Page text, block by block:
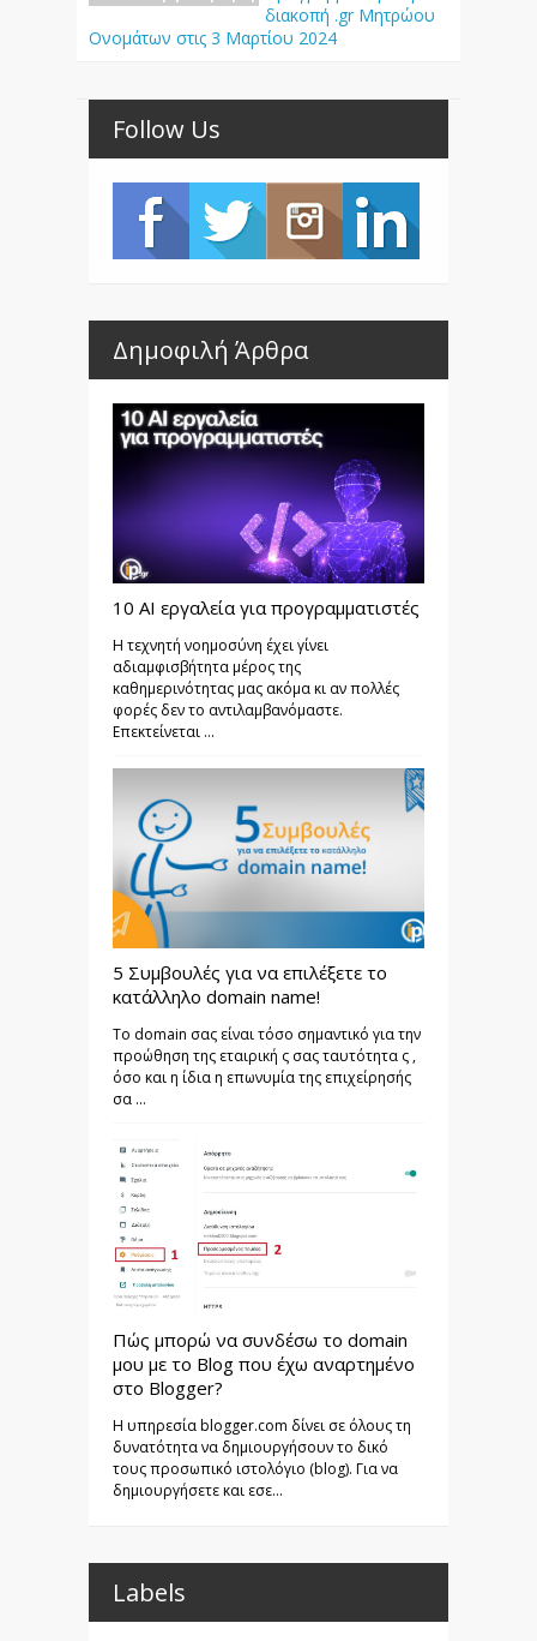
διακοπή .gr Μητρώου
Ονομάτων στις 3 Μαρτίου 2024
Follow Us
Δημοφιλή Άρθρα
10 AI εργαλεία για προγραμματιστές
Η τεχνητή νοημοσύνη έχει γίνει
αδιαμφισβήτητα μέρος της
καθημερινότητας μας ακόμα κι αν πολλές
φορές δεν το αντιλαμβανόμαστε.
Επεκτείνεται ...
5 Συμβουλές για να επιλέξετε το
κατάλληλο domain name!
Το domain σας είναι τόσο σημαντικό για την
προώθηση της εταιρική ς σας ταυτότητα ς ,
όσο και η ίδια η επωνυμία της επιχείρησής
σα ...
Πώς μπορώ να συνδέσω το domain
μου με το Blog που έχω αναρτημένο
στο Blogger?
Η υπηρεσία blogger.com δίνει σε όλους τη
δυνατότητα να δημιουργήσουν το δικό
τους προσωπικό ιστολόγιο (blog). Για να
δημιουργήσετε και εσε...
Labels